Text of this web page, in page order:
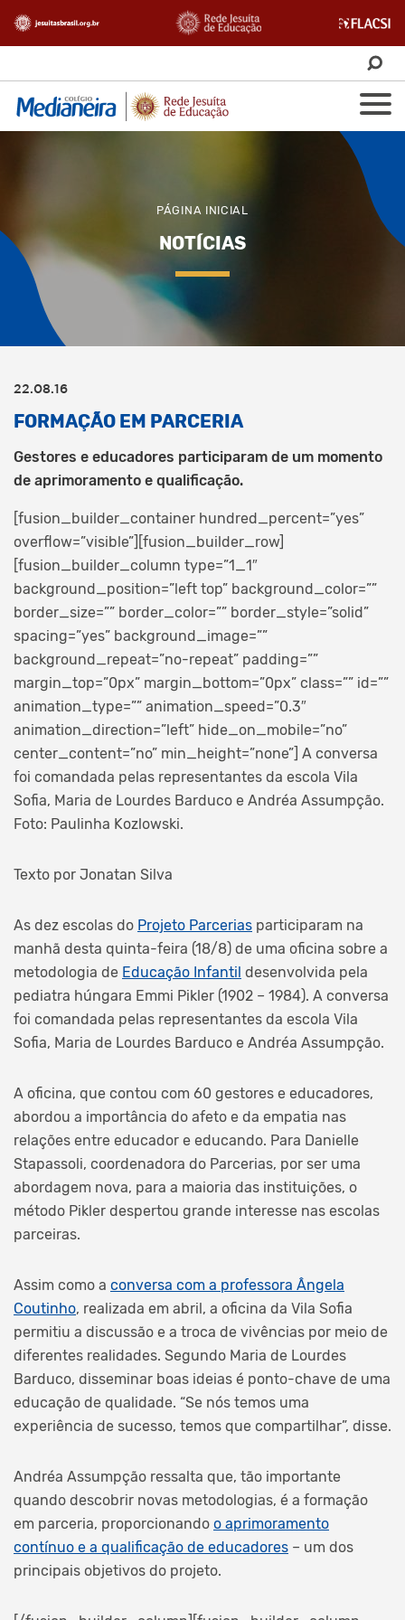
PÁGINA INICIAL
NOTÍCIAS
22.08.16
FORMAÇÃO EM PARCERIA
Gestores e educadores participaram de um momento
de aprimoramento e qualificação.
[fusion_builder_container hundred_percent=”yes”
overflow=”visible”][fusion_builder_row]
[fusion_builder_column type=”1_1″
background_position=”left top” background_color=””
border_size=”” border_color=”” border_style=”solid”
spacing=”yes” background_image=””
background_repeat=”no-repeat” padding=””
margin_top=”0px” margin_bottom=”0px” class=”” id=””
animation_type=”” animation_speed=”0.3″
animation_direction=”left” hide_on_mobile=”no”
center_content=”no” min_height=”none”] A conversa
foi comandada pelas representantes da escola Vila
Sofia, Maria de Lourdes Barduco e Andréa Assumpção.
Foto: Paulinha Kozlowski.
Texto por Jonatan Silva
As dez escolas do Projeto Parcerias participaram na
manhã desta quinta-feira (18/8) de uma oficina sobre a
metodologia de Educação Infantil desenvolvida pela
pediatra húngara Emmi Pikler (1902 – 1984). A conversa
foi comandada pelas representantes da escola Vila
Sofia, Maria de Lourdes Barduco e Andréa Assumpção.
A oficina, que contou com 60 gestores e educadores,
abordou a importância do afeto e da empatia nas
relações entre educador e educando. Para Danielle
Stapassoli, coordenadora do Parcerias, por ser uma
abordagem nova, para a maioria das instituições, o
método Pikler despertou grande interesse nas escolas
parceiras.
Assim como a conversa com a professora Ângela
Coutinho, realizada em abril, a oficina da Vila Sofia
permitiu a discussão e a troca de vivências por meio de
diferentes realidades. Segundo Maria de Lourdes
Barduco, disseminar boas ideias é ponto-chave de uma
educação de qualidade. “Se nós temos uma
experiência de sucesso, temos que compartilhar”, disse.
Andréa Assumpção ressalta que, tão importante
quando descobrir novas metodologias, é a formação
em parceria, proporcionando o aprimoramento
contínuo e a qualificação de educadores – um dos
principais objetivos do projeto.